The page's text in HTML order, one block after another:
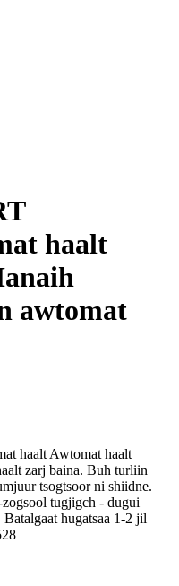
haalt
awtomat
haalt Awtomat haalt
zarj baina. Buh turliin
tsogtsoor ni shiidne.
tugjigch - dugui
hugatsaa 1-2 jil